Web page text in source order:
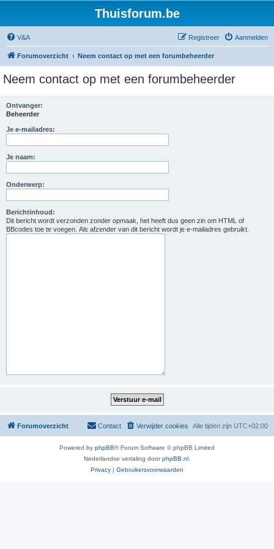
Thuisforum.be
V&A Aanmelden
Registreer
Forumoverzicht Neem contact op met een forumbeheerder
Neem contact op met een forumbeheerder
Ontvanger:
Beheerder
Je e-mailadres:
Je naam:
Onderwerp:
Berichtinhoud:
Dit bericht wordt verzonden zonder opmaak, het heeft dus geen zin om HTML of
BBcodes toe te voegen. Als afzender van dit bericht wordt je e-mailadres gebruikt.
Forumoverzicht Alle tijden zijn UTC+02:00
Verwijder cookies
Contact
Powered by phpBB® Forum Software © phpBB Limited
Nederlandse vertaling doorphpBB.nl
Privacy | Gebruikersvoorwaarden